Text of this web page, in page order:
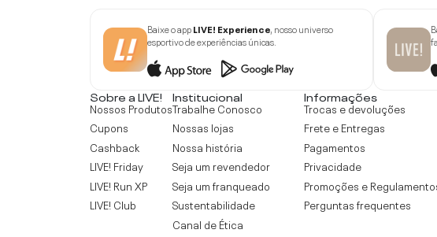
Baixe o appLIVE! Experience, nosso universo
esportivo de experiências únicas.
Sobre a LIVE!
Nossos Produtos
Cupons
Cashback
LIVE! Friday
LIVE! Run XP
LIVE! Club
Institucional
Trabalhe Conosco
Nossas lojas
Nossa história
Seja um revendedor
Seja um franqueado
Sustentabilidade
Canal de Ética
Informações
Trocas e devoluções
Frete e Entregas
Pagamentos
Privacidade
Promoções e
Perguntas frequentes